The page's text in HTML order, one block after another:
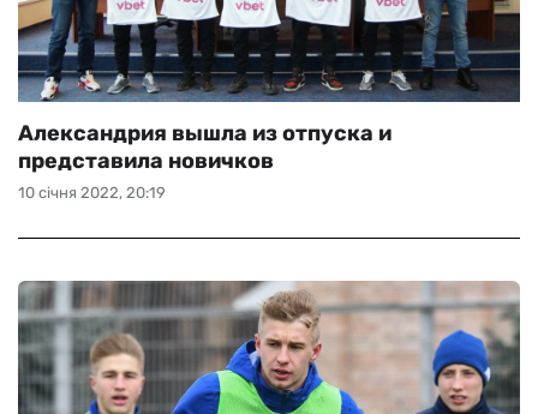
10 січня 2022, 20:19
Александрия вышла из отпуска и
представила новичков